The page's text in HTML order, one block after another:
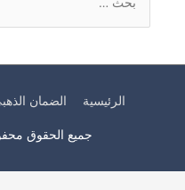
الرئيسية الضمان
جميع الحقوق